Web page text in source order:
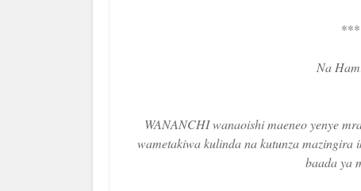
Na
WANANCHI wanaoishi maeneo yenye
wametakiwa kulinda na kutunza
baada ya